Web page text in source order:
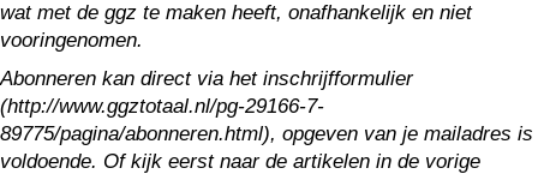
wat met de ggz te maken heeft, onafhankelijk en niet
vooringenomen.
Abonneren kan direct via het inschrijfformulier
(http://www.ggztotaal.nl/pg-29166-7-
89775/pagina/abonneren.html), opgeven van je mailadres is
voldoende. Of kijk eerst naar de artikelen in de vorige